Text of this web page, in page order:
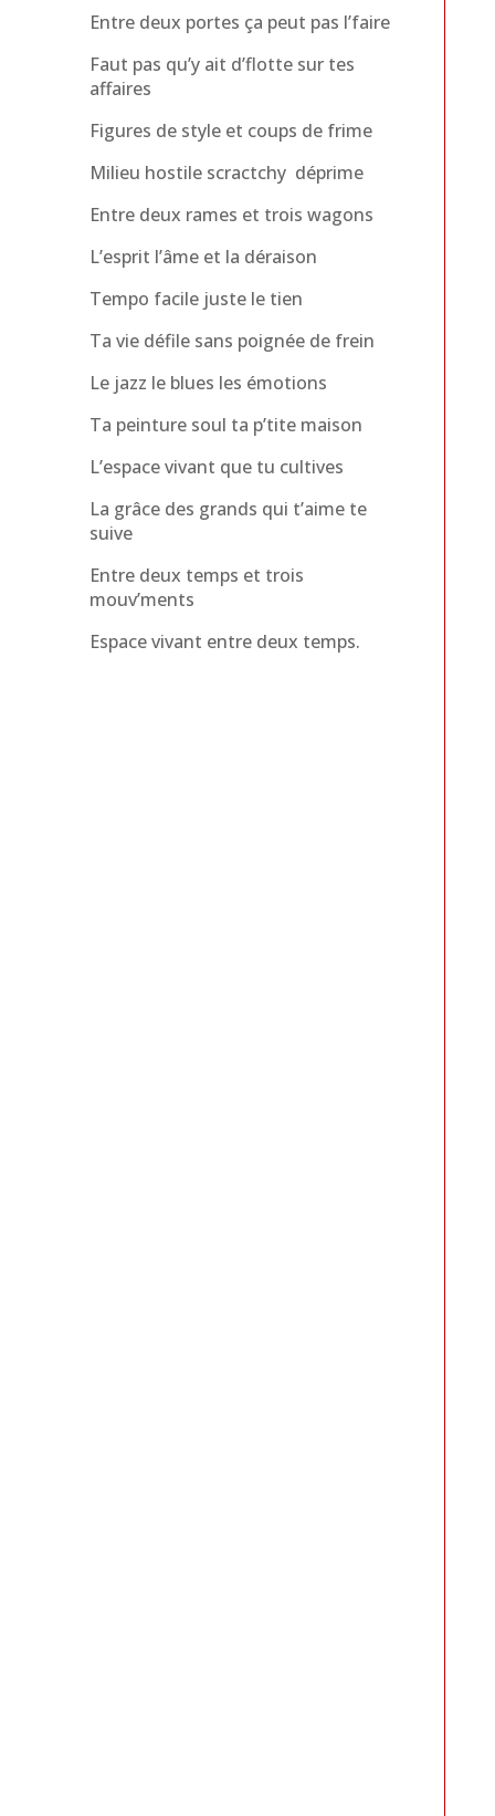
Entre deux portes ça peut pas l’faire
Faut pas qu’y ait d’flotte sur tes
affaires
Figures de style et coups de frime
Milieu hostile scractchy déprime
Entre deux rames et trois wagons
L’esprit l’âme et la déraison
Tempo facile juste le tien
Ta vie défile sans poignée de frein
Le jazz le blues les émotions
Ta peinture soul ta p’tite maison
L’espace vivant que tu cultives
La grâce des grands qui t’aime te
suive
Entre deux temps et trois
mouv’ments
Espace vivant entre deux temps.